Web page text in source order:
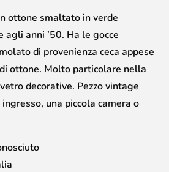
ottone smaltato in verde
anni ’50. Ha le gocce
di provenienza ceca appese
ottone. Molto particolare nella
decorative. Pezzo vintage
una piccola camera o